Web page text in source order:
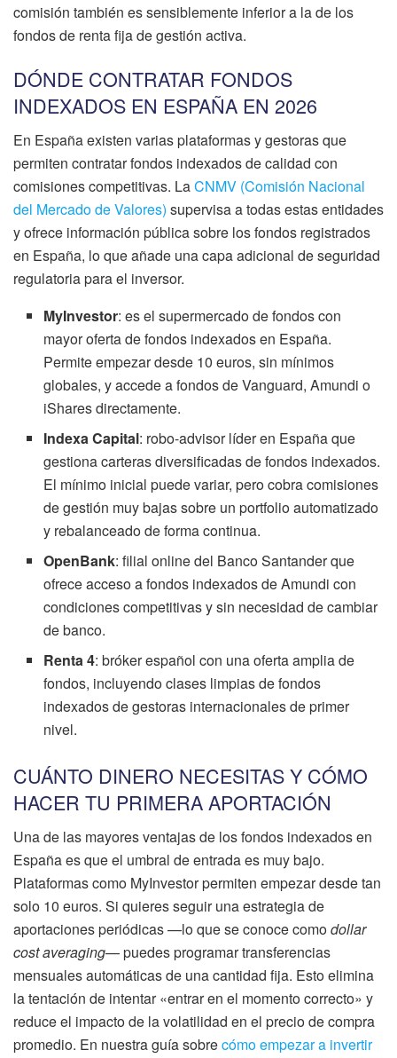
comisión también es sensiblemente inferior a la de los
fondos de renta fija de gestión activa.
DÓNDE CONTRATAR FONDOS
INDEXADOS EN ESPAÑA EN 2026
En España existen varias plataformas y gestoras que
permiten contratar fondos indexados de calidad con
comisiones competitivas. LaCNMV (Comisión Nacional
del Mercado de Valores) supervisa a todas estas entidades
y ofrece información pública sobre los fondos registrados
en España, lo que añade una capa adicional de seguridad
regulatoria para el inversor.
MyInvestor: es el supermercado de fondos con
mayor oferta de fondos indexados en España.
Permite empezar desde 10 euros, sin mínimos
globales, y accede a fondos de Vanguard, Amundi o
iShares directamente.
Indexa Capital: robo-advisor líder en España que
gestiona carteras diversificadas de fondos indexados.
El mínimo inicial puede variar, pero cobra comisiones
de gestión muy bajas sobre un portfolio automatizado
y rebalanceado de forma continua.
OpenBank: filial online del Banco Santander que
ofrece acceso a fondos indexados de Amundi con
condiciones competitivas y sin necesidad de cambiar
de banco.
Renta 4: bróker español con una oferta amplia de
fondos, incluyendo clases limpias de fondos
indexados de gestoras internacionales de primer
nivel.
CUÁNTO DINERO NECESITAS Y CÓMO
HACER TU PRIMERA APORTACIÓN
Una de las mayores ventajas de los fondos indexados en
España es que el umbral de entrada es muy bajo.
Plataformas como MyInvestor permiten empezar desde tan
solo 10 euros. Si quieres seguir una estrategia de
aportaciones periódicas —lo que se conoce comodollar
cost averaging— puedes programar transferencias
mensuales automáticas de una cantidad fija. Esto elimina
la tentación de intentar «entrar en el momento correcto» y
reduce el impacto de la volatilidad en el precio de compra
promedio. En nuestra guía sobrecómo empezar a invertir